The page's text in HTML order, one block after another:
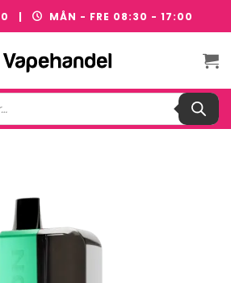
| MÅN - FRE 08:30 - 17:00